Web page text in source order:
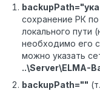
сохранение РК по
локального пути
необходимо его
можно указать
..\Server\ELMA-
backupPath=""